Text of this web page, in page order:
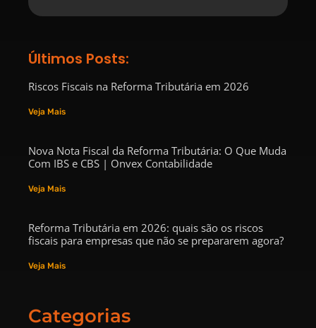
Últimos Posts:
Riscos Fiscais na Reforma Tributária em 2026
Veja Mais
Nova Nota Fiscal da Reforma Tributária: O Que Muda
Com IBS e CBS | Onvex Contabilidade
Veja Mais
Reforma Tributária em 2026: quais são os riscos
fiscais para empresas que não se prepararem agora?
Veja Mais
Categorias